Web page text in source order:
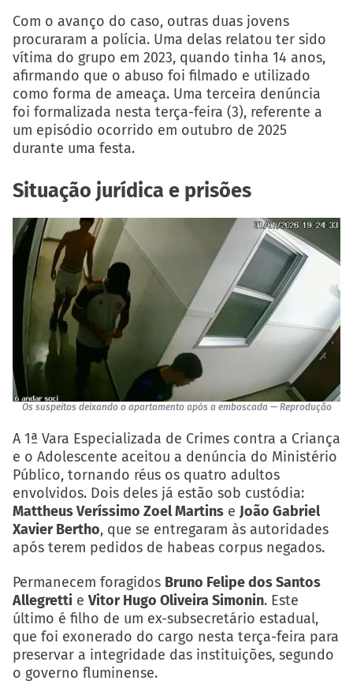
Com o avanço do caso, outras duas jovens
procuraram a polícia. Uma delas relatou ter sido
vítima do grupo em 2023, quando tinha 14 anos,
afirmando que o abuso foi filmado e utilizado
como forma de ameaça. Uma terceira denúncia
foi formalizada nesta terça-feira (3), referente a
um episódio ocorrido em outubro de 2025
durante uma festa.
Situação jurídica e prisões
Os suspeitos deixando o apartamento após a emboscada — Reprodução
A 1ª Vara Especializada de Crimes contra a Criança
e o Adolescente aceitou a denúncia do Ministério
Público, tornando réus os quatro adultos
envolvidos. Dois deles já estão sob custódia:
Mattheus Veríssimo Zoel Martins e João Gabriel
Xavier Bertho, que se entregaram às autoridades
após terem pedidos de habeas corpus negados.
Permanecem foragidos Bruno Felipe dos Santos
Allegretti e Vitor Hugo Oliveira Simonin. Este
último é filho de um ex-subsecretário estadual,
que foi exonerado do cargo nesta terça-feira para
preservar a integridade das instituições, segundo
o governo fluminense.